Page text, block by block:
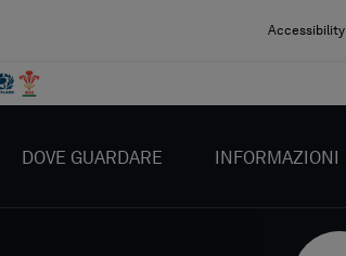
Accessibility
DOVE GUARDARE INFORMAZIONI